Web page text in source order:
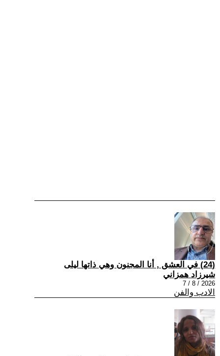
(24) في العشق , أنا المجنون وهي ذاتها ليلى
شيرزاد همزاني
2026 / 8 / 7
الادب والفن